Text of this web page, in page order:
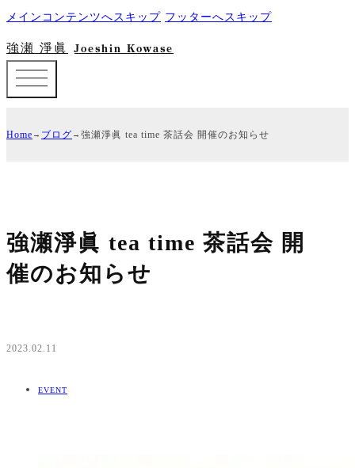
メインコンテンツへスキップ フッターへスキップ
強瀬 淨眞 Joeshin Kowase
Home ブログ 強瀬淨眞 tea time 茶話会 開催のお知らせ
強瀬淨眞 tea time 茶話会 開
催のお知らせ
2023.02.11
EVENT